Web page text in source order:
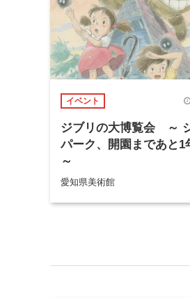
イベント
ジブリの大博覧会 ～
パーク、開園まであと1
～
愛知県美術館